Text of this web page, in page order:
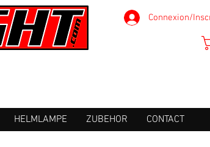
Connexion/
HELMLAMPE ZUBEHOR CONTACT